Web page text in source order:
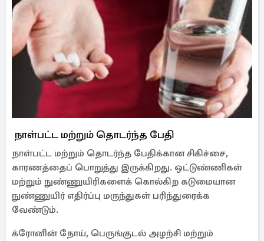
நாள்பட்ட மற்றும் தொடர்ந்த பேதி
நாள்பட்ட மற்றும் தொடர்ந்த பேதிக்கான சிகிச்சை,
காரணத்தைப் பொறுத்து இருக்கிறது. ஒட்டுண்ணிகள்
மற்றும் நுண்ணுயிரிகளைக் கொல்கிற கடுமையான
நுண்ணுயிர் எதிர்ப்பு மருந்துகள் பரிந்துரைக்க
வேண்டும்.
க்ரோனின் நோய், பெருங்குடல் அழற்சி மற்றும்